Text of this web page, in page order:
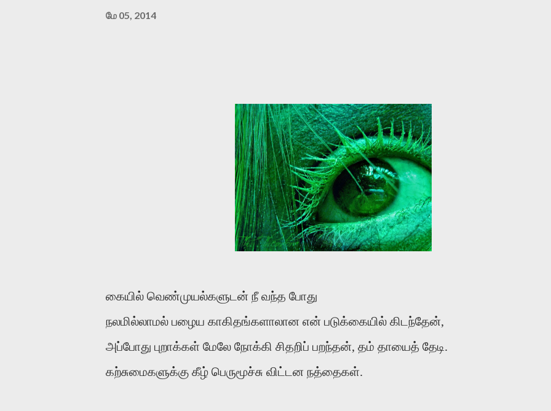
மே 05, 2014
கையில் வெண்முயல்களுடன் நீ வந்த போது
நலமில்லாமல் பழைய காகிதங்களாலான என் படுக்கையில் கிடந்தேன்,
அப்போது புறாக்கள் மேலே நோக்கி சிதறிப் பறந்தன், தம் தாயைத் தேடி.
கற்சுமைகளுக்கு கீழ் பெருமூச்சு விட்டன நத்தைகள்.